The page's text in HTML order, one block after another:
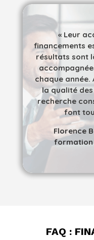
« Leur
financements
résultats sont
chaque année.
la qualité
recherche
font
Florence
formation
FAQ :